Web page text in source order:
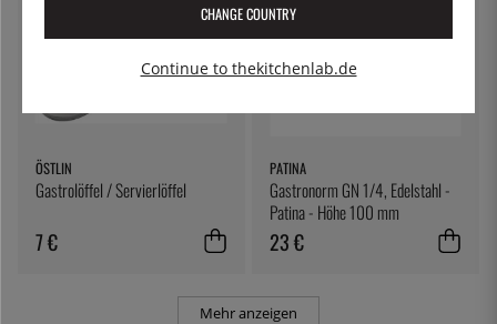
ÖSTLIN
Gastrolöffel / Servierlöffel
7 €
PATINA
Gastronorm GN 1/4, Edelstahl -
Patina - Höhe 100 mm
23 €
Mehr anzeigen
CHANGE COUNTRY
Continue to thekitchenlab.de